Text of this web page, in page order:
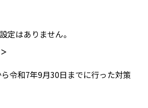
定はありません。
令和7年9月30日までに行った対策